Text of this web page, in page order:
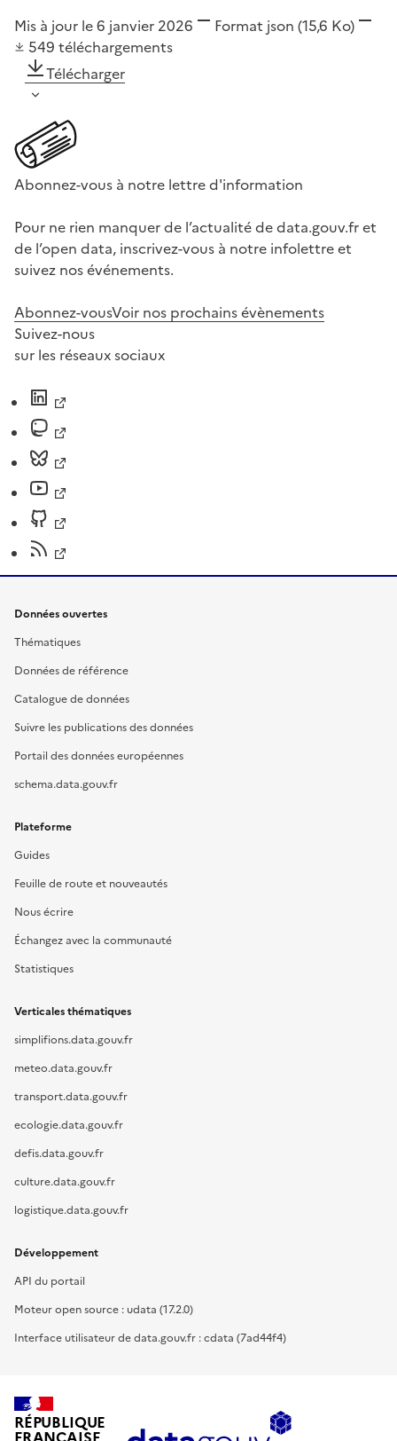
Mis à jour le 6 janvier 2026 Format json (15,6 Ko)
549 téléchargements
Télécharger
Abonnez-vous à notre lettre d'information
Pour ne rien manquer de l’actualité de data.gouv.fr et
de l’open data, inscrivez-vous à notre infolettre et
suivez nos événements.
Abonnez-vousVoir nos prochains évènements
Suivez-nous
sur les réseaux sociaux
Données ouvertes
Thématiques
Données de référence
Catalogue de données
Suivre les publications des données
Portail des données européennes
schema.data.gouv.fr
Plateforme
Guides
Feuille de route et nouveautés
Nous écrire
Échangez avec la communauté
Statistiques
Verticales thématiques
simplifions.data.gouv.fr
meteo.data.gouv.fr
transport.data.gouv.fr
ecologie.data.gouv.fr
defis.data.gouv.fr
culture.data.gouv.fr
logistique.data.gouv.fr
Développement
API du portail
Moteur open source : udata (17.2.0)
Interface utilisateur de data.gouv.fr : cdata (7ad44f4)
RÉPUBLIQUE